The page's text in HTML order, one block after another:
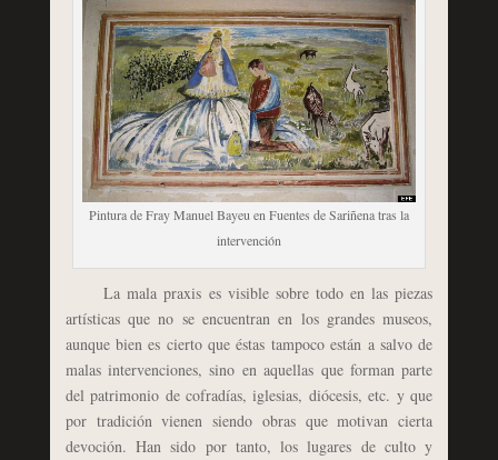
Pintura de Fray Manuel Bayeu en Fuentes de Sariñena tras la
intervención
La mala praxis es visible sobre todo en las piezas
artísticas que no se encuentran en los grandes museos,
aunque bien es cierto que éstas tampoco están a salvo de
malas intervenciones, sino en aquellas que forman parte
del patrimonio de cofradías, iglesias, diócesis, etc. y que
por tradición vienen siendo obras que motivan cierta
devoción. Han sido por tanto, los lugares de culto y